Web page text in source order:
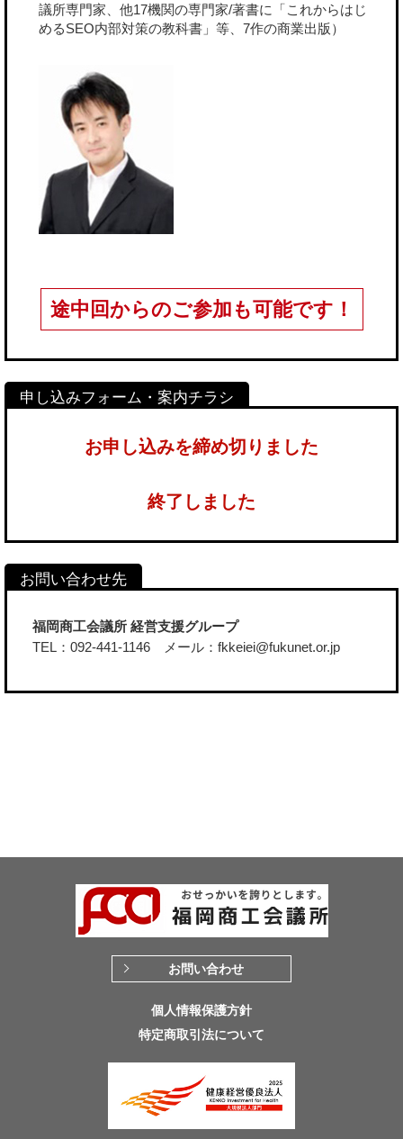
議所専門家、他17機関の専門家/著書に「これからはじ
めるSEO内部対策の教科書」等、7作の商業出版）
途中回からのご参加も可能です！
お申し込みを締め切りました
終了しました
福岡商工会議所 経営支援グループ
TEL：092-441-1146 メール：fkkeiei@fukunet.or.jp
お問い合わせ
個人情報保護方針
特定商取引法について